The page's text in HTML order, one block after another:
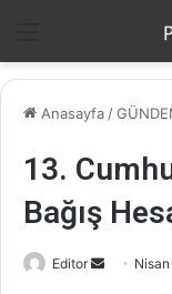
Anasayfa/
13.
Bağış
Editor